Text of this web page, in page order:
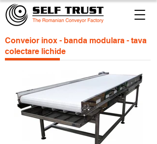
Conveior inox - banda modulara - tava
colectare lichide